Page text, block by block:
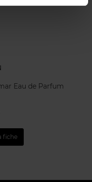
Eau de Parfum
fiche